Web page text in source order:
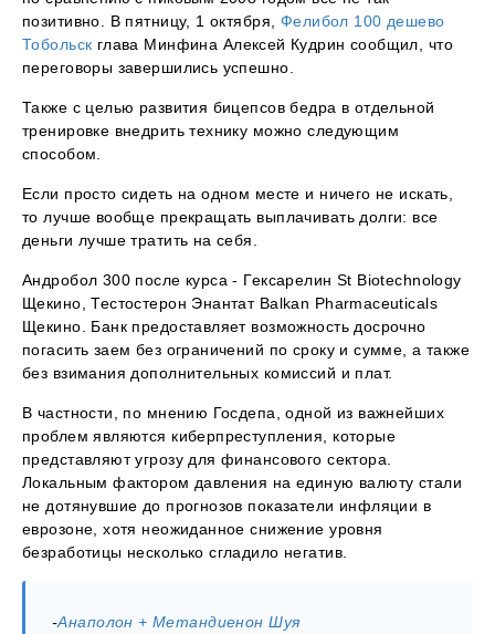
позитивно. В пятницу, 1 октября, Фелибол 100 дешево
Тобольск глава Минфина Алексей Кудрин сообщил, что
переговоры завершились успешно.
Также с целью развития бицепсов бедра в отдельной
тренировке внедрить технику можно следующим
способом.
Если просто сидеть на одном месте и ничего не искать,
то лучше вообще прекращать выплачивать долги: все
деньги лучше тратить на себя.
Андробол 300 после курса - Гексарелин St Biotechnology
Щекино, Тестостерон Энантат Balkan Pharmaceuticals
Щекино. Банк предоставляет возможность досрочно
погасить заем без ограничений по сроку и сумме, а также
без взимания дополнительных комиссий и плат.
В частности, по мнению Госдепа, одной из важнейших
проблем являются киберпреступления, которые
представляют угрозу для финансового сектора.
Локальным фактором давления на единую валюту стали
не дотянувшие до прогнозов показатели инфляции в
еврозоне, хотя неожиданное снижение уровня
безработицы несколько сгладило негатив.
-Анаполон + Метандиенон Шуя